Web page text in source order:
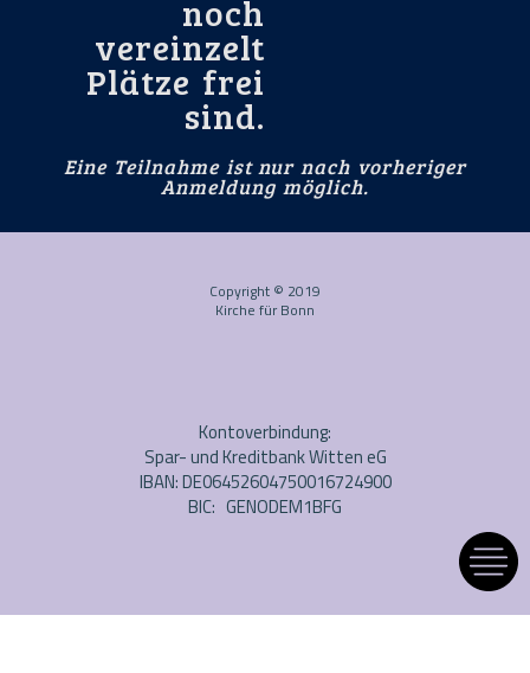
noch
vereinzelt
Plätze frei
sind.
Eine Teilnahme ist nur nach vorheriger
Anmeldung möglich.
Copyright © 2019
Kirche für Bonn
Kontoverbindung:
Spar- und Kreditbank Witten eG
IBAN: DE06452604750016724900
BIC: GENODEM1BFG